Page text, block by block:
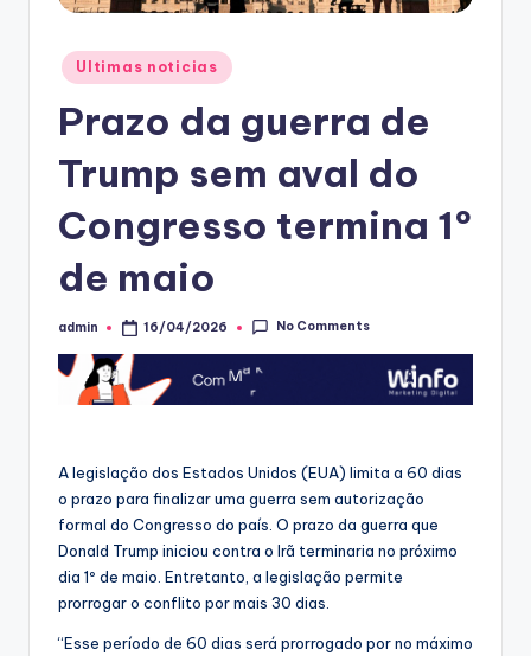
Posted
in
Ultimas noticias
Prazo da guerra de
Trump sem aval do
Congresso termina 1º
de maio
Posted
admin 16/04/2026 No Comments
A legislação dos Estados Unidos (EUA) limita a 60 dias
o prazo para finalizar uma guerra sem autorização
formal do Congresso do país. O prazo da guerra que
Donald Trump iniciou contra o Irã terminaria no próximo
dia 1º de maio. Entretanto, a legislação permite
prorrogar o conflito por mais 30 dias.
“Esse período de 60 dias será prorrogado por no máximo